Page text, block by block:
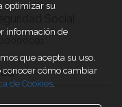
optimizar su
información de
que acepta su uso.
conocer cómo cambiar
de Cookies.